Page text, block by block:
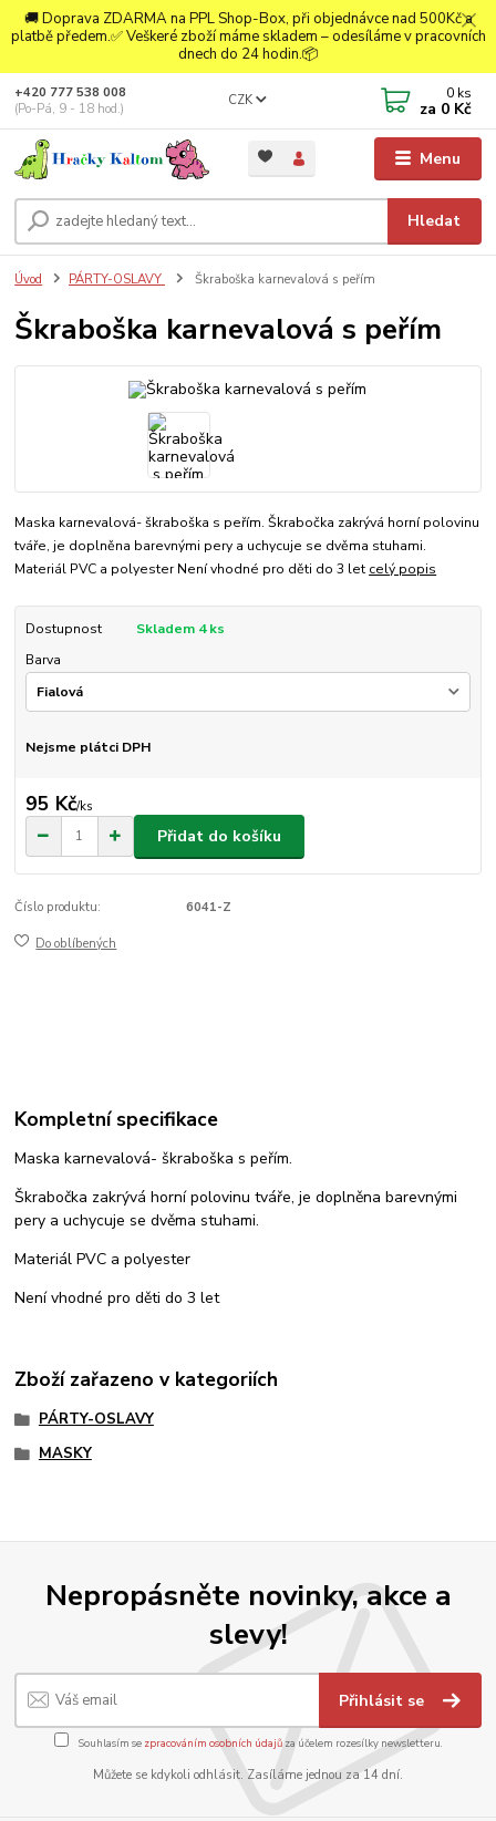
🚚 Doprava ZDARMA na PPL Shop-Box, při objednávce nad 500Kč a
platbě předem.✅ Veškeré zboží máme skladem – odesíláme v pracovních
dnech do 24 hodin.📦
Menu
CZK
Hledat
+420 777 538 008
(Po-Pá, 9 - 18 hod.)
0 ks
za 0 Kč
Úvod PÁRTY-OSLAVY Škraboška karnevalová s peřím
Škraboška karnevalová s peřím
Maska karnevalová- škraboška s peřím. Škrabočka zakrývá horní polovinu
tváře, je doplněna barevnými pery a uchycuje se dvěma stuhami.
Materiál PVC a polyester Není vhodné pro děti do 3 let celý popis
Dostupnost
Skladem 4 ks
Barva
Nejsme plátci DPH
95 Kč/ks
Přidat do košíku
Číslo produktu: 6041-Z
Do oblíbených
Kompletní specifikace
Maska karnevalová- škraboška s peřím.
Škrabočka zakrývá horní polovinu tváře, je doplněna barevnými
pery a uchycuje se dvěma stuhami.
Materiál PVC a polyester
Není vhodné pro děti do 3 let
Zboží zařazeno v kategoriích
PÁRTY-OSLAVY
MASKY
Nepropásněte novinky, akce a
slevy!
Přihlásit se
Souhlasím se zpracováním osobních údajůza účelem rozesílky newsletteru.
Můžete se kdykoli odhlásit. Zasíláme jednou za 14 dní.